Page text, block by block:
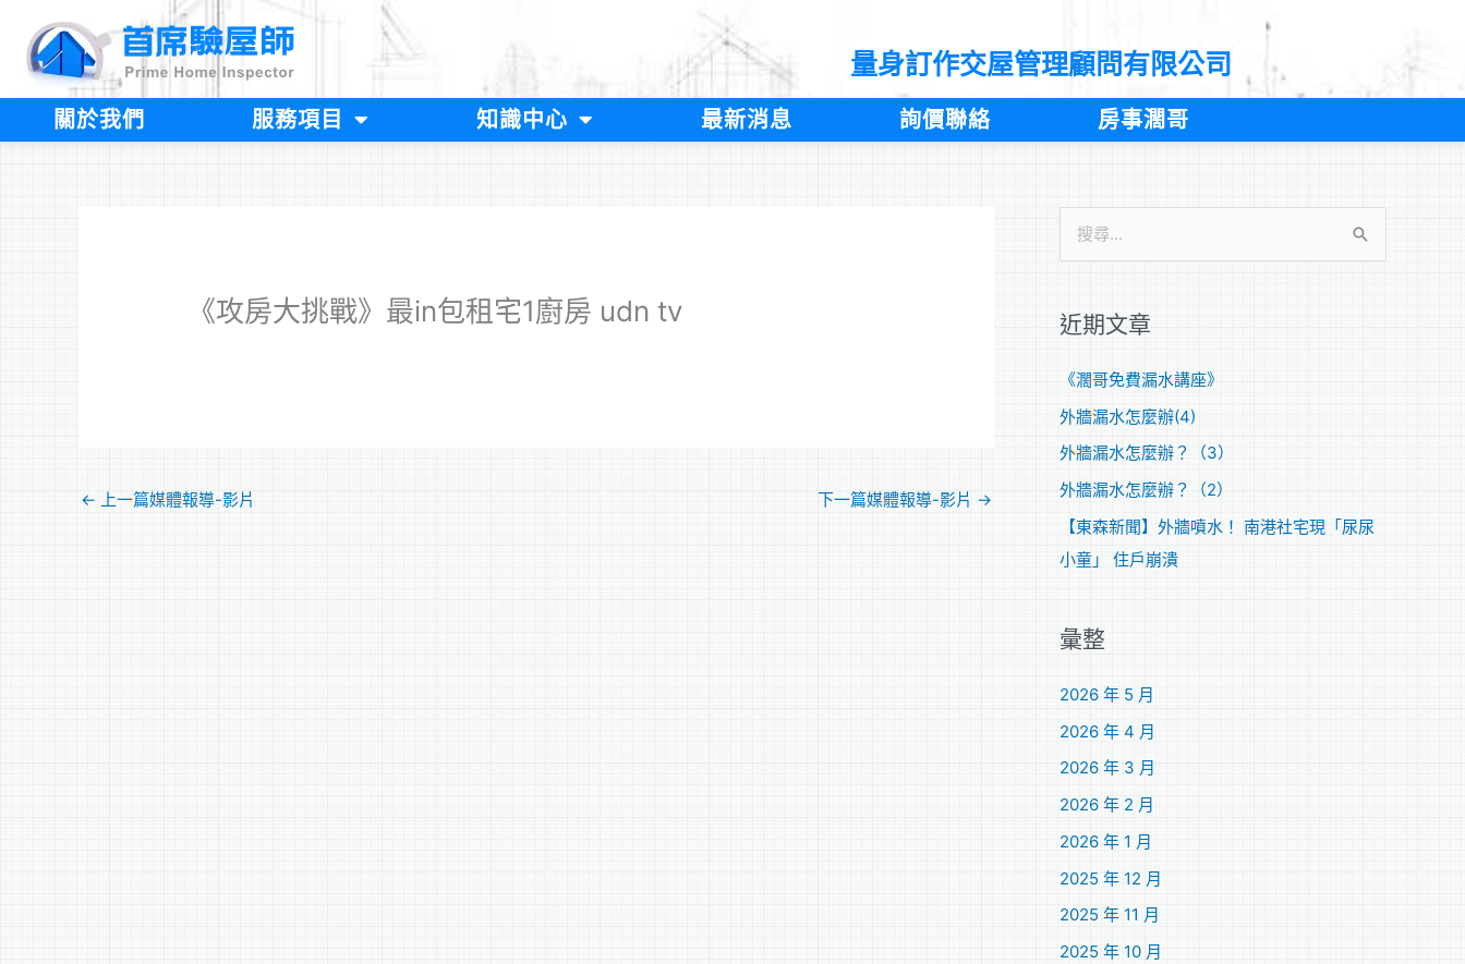
容
量身訂作交屋管理顧問有限公司
關於我們 服務項目 知識中心 最新消息 詢價聯絡 房事濶哥
《攻房大挑戰》最in包租宅1廚房 udn tv
← 上一篇媒體報導-影片 下一篇媒體報導-影片 →
鍵
字
近期文章
《濶哥免費漏水講座》
外牆漏水怎麼辦(4)
外牆漏水怎麼辦？（3）
外牆漏水怎麼辦？（2）
【東森新聞】外牆噴水！ 南港社宅現「尿尿
小童」 住戶崩潰
彙整
2026 年 5 月
2026 年 4 月
2026 年 3 月
2026 年 2 月
2026 年 1 月
2025 年 12 月
2025 年 11 月
2025 年 10 月